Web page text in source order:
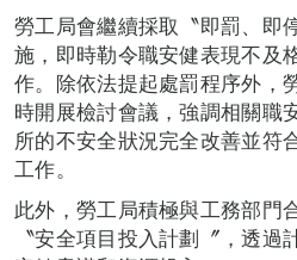
勞工局會繼續採取〝即罰、即
施，即時勒令職安健表現不及
作。除依法提起處罰程序外，
時開展檢討會議，強調相關職
所的不安全狀況完全改善並符
工作。
此外，勞工局積極與工務部門
〝安全項目投入計劃〞，透